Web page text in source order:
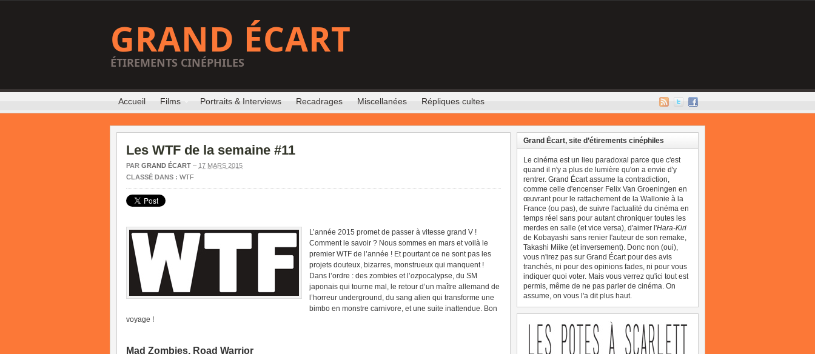
GRAND ÉCART
ÉTIREMENTS CINÉPHILES
Accueil Films Portraits & Interviews Recadrages Miscellanées Répliques cultes
Les WTF de la semaine #11
PAR GRAND ÉCART – 17 MARS 2015
CLASSÉ DANS : WTF
L’année 2015 promet de passer à vitesse grand V !
Comment le savoir ? Nous sommes en mars et voilà le
premier WTF de l’année ! Et pourtant ce ne sont pas les
projets douteux, bizarres, monstrueux qui manquent !
Dans l’ordre : des zombies et l’ozpocalypse, du SM
japonais qui tourne mal, le retour d’un maître allemand de
l’horreur underground, du sang alien qui transforme une
bimbo en monstre carnivore, et une suite inattendue. Bon
voyage !
Mad Zombies, Road Warrior
Grand Écart, site d’étirements cinéphiles
Le cinéma est un lieu paradoxal parce que c'est
quand il n'y a plus de lumière qu'on a envie d'y
rentrer. Grand Écart assume la contradiction,
comme celle d'encenser Felix Van Groeningen en
œuvrant pour le rattachement de la Wallonie à la
France (ou pas), de suivre l'actualité du cinéma en
temps réel sans pour autant chroniquer toutes les
merdes en salle (et vice versa), d'aimer l'Hara-Kiri
de Kobayashi sans renier l'auteur de son remake,
Takashi Miike (et inversement). Donc non (oui),
vous n'irez pas sur Grand Écart pour des avis
tranchés, ni pour des opinions fades, ni pour vous
indiquer quoi voter. Mais vous verrez qu'ici tout est
permis, même de ne pas parler de cinéma. On
assume, on vous l'a dit plus haut.